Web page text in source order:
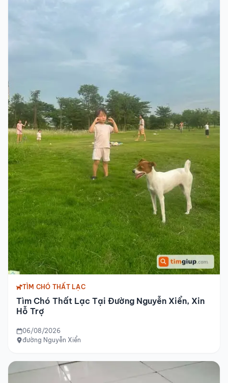
TÌM CHÓ THẤT LẠC
Tìm Chó Thất Lạc Tại Đường Nguyễn Xiển, Xin
Hỗ Trợ
06/08/2026
đường Nguyễn Xiển